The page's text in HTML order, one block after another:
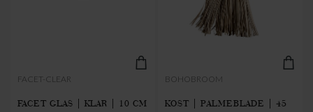
FACET-CLEAR
FACET GLAS | KLAR | 10 CM
BOHOBROOM
KOST | PALMEBLADE | 45